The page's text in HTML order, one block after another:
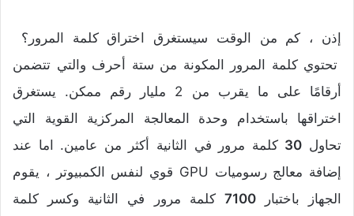
إذن ، كم من الوقت سيستغرق اختراق كلمة المرور؟
تحتوي كلمة المرور المكونة من ستة أحرف والتي تتضمن
أرقامًا على ما يقرب من 2 مليار رقم ممكن. يستغرق
اختراقها باستخدام وحدة المعالجة المركزية القوية التي
تحاول 30 كلمة مرور في الثانية أكثر من عامين. اما عند
إضافة معالج رسوميات GPU قوي لنفس الكمبيوتر ، يقوم
الجهاز باختبار7100 كلمة مرور في الثانية وكسر كلمة